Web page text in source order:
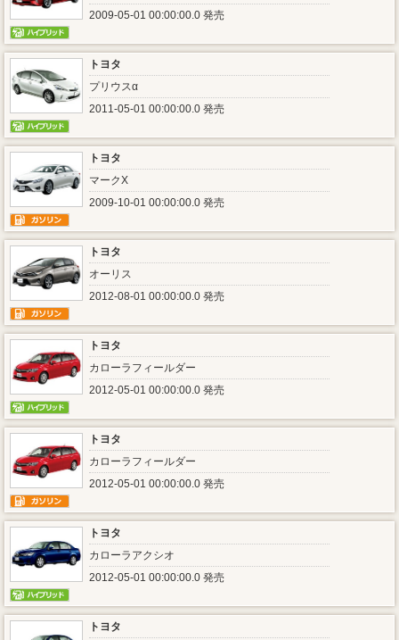
2009-05-01 00:00:00.0 発売
トヨタ
プリウスα
2011-05-01 00:00:00.0 発売
トヨタ
マークX
2009-10-01 00:00:00.0 発売
トヨタ
オーリス
2012-08-01 00:00:00.0 発売
トヨタ
カローラフィールダー
2012-05-01 00:00:00.0 発売
トヨタ
カローラフィールダー
2012-05-01 00:00:00.0 発売
トヨタ
カローラアクシオ
2012-05-01 00:00:00.0 発売
トヨタ